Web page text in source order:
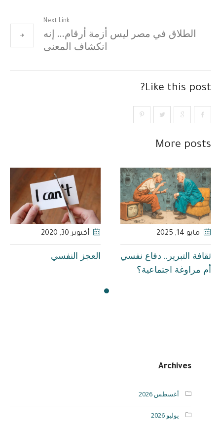
Next Link
الطلاق في مصر ليس أزمة أرقام… إنه
انكشاف المعنى
Like this post?
More posts
أكتوبر 30 , 2020
العجز النفسي
مايو 14 , 2025
ثقافة التبرير.. دفاع نفسي
أم مراوغة اجتماعية؟
Archives
أغسطس 2026
يوليو 2026